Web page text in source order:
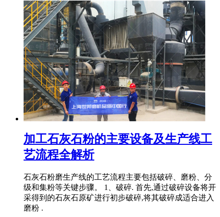
加工石灰石粉的主要设备及生产线工
艺流程全解析
石灰石粉磨生产线的工艺流程主要包括破碎、磨粉、分
级和集粉等关键步骤。 1、破碎. 首先,通过破碎设备将开
采得到的石灰石原矿进行初步破碎,将其破碎成适合进入
磨粉 .